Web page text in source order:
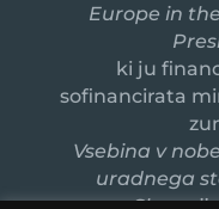
Europe in
ki ju
sofinancirata
Vsebina v
uradnega